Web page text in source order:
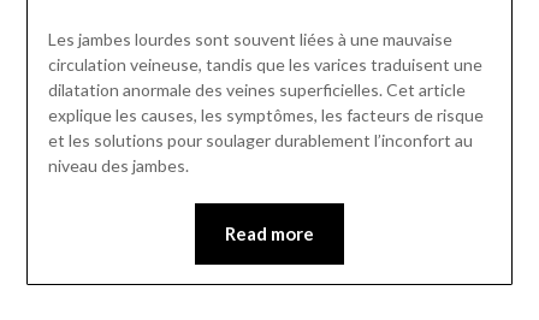
Les jambes lourdes sont souvent liées à une mauvaise
circulation veineuse, tandis que les varices traduisent une
dilatation anormale des veines superficielles. Cet article
explique les causes, les symptômes, les facteurs de risque
et les solutions pour soulager durablement l’inconfort au
niveau des jambes.
Read more